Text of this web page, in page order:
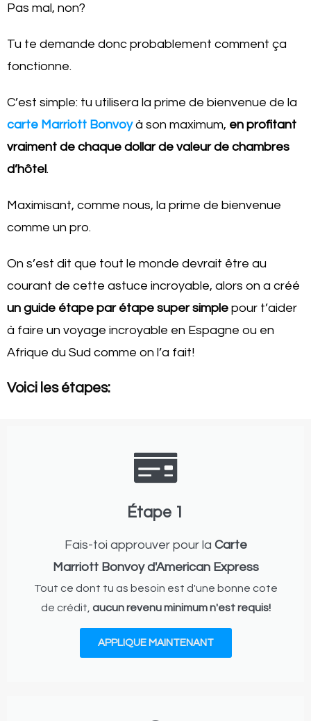
Pas mal, non?
Tu te demande donc probablement comment ça
fonctionne.
C’est simple: tu utilisera la prime de bienvenue de la
carte Marriott Bonvoyà son maximum, en profitant
vraiment de chaque dollar de valeur de chambres
d’hôtel.
Maximisant, comme nous, la prime de bienvenue
comme un pro.
On s’est dit que tout le monde devrait être au
courant de cette astuce incroyable, alors on a créé
un guide étape par étape super simple pour t’aider
à faire un voyage incroyable en Espagne ou en
Afrique du Sud comme on l’a fait!
Voici les étapes:
Étape 1
Fais-toi approuver pour la Carte
Marriott Bonvoy d'American Express
Tout ce dont tu as besoin est d'une bonne cote
de crédit, aucun revenu minimum n'est requis!
APPLIQUE MAINTENANT